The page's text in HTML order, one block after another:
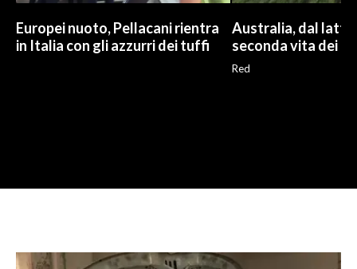
Europei nuoto, Pellacani rientra
in Italia con gli azzurri dei tuffi
Australia, dal latte
seconda vita dei
Red